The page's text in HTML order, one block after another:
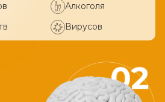
Алкоголя
Вирусов